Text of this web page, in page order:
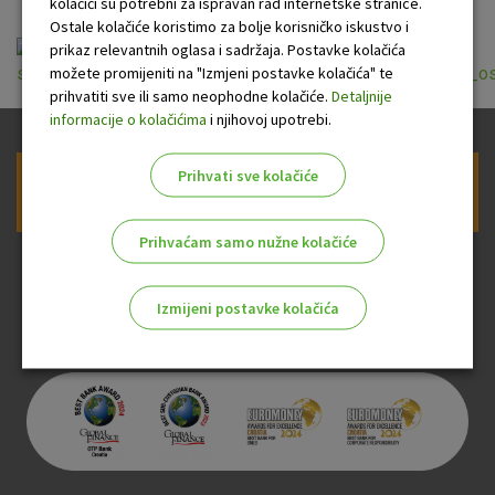
Prijava na newsletter OTP banke
Ostale kolačiće koristimo za bolje korisničko iskustvo i
prikaz relevantnih oglasa i sadržaja. Postavke kolačića
možete promijeniti na "Izmjeni postavke kolačića" te
prihvatiti sve ili samo neophodne kolačiće. Detaljnije
informacije o kolačićima i njihovoj upotrebi.
Prihvati sve kolačiće
Prihvaćam samo nužne kolačiće
Izmijeni postavke kolačića